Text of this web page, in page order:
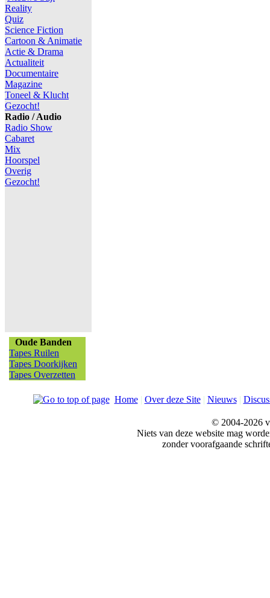
Reality
Quiz
Science Fiction
Cartoon & Animatie
Actie & Drama
Actualiteit
Documentaire
Magazine
Toneel & Klucht
Gezocht!
Radio / Audio
Radio Show
Cabaret
Mix
Hoorspel
Overig
Gezocht!
Oude Banden
Tapes Ruilen
Tapes Doorkijken
Tapes Overzetten
Home| Over deze Site| Nieuws|
© 2004-2026
Niets van deze website mag
zonder voorafgaande